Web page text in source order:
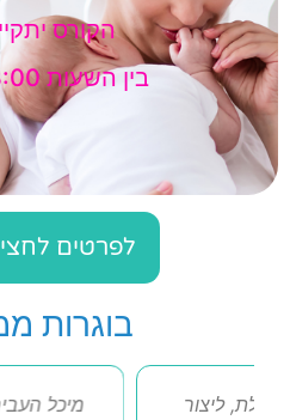
הקורס
בין השעות 09:00-13:00
לפרטים
בוגרות
מיכל העבירה את הקורס